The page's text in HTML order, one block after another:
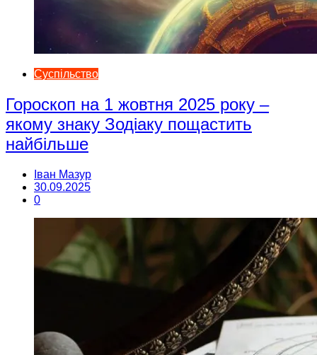
Суспільство
Гороскоп на 1 жовтня 2025 року –
якому знаку Зодіаку пощастить
найбільше
Іван Мазур
30.09.2025
0